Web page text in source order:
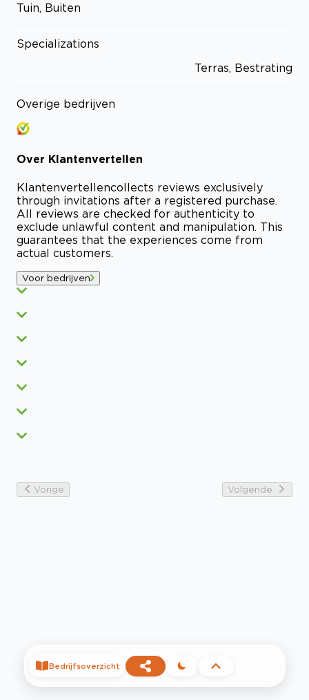
Tuin, Buiten
Specializations
Terras, Bestrating
Overige bedrijven
Over Klantenvertellen
Klantenvertellencollects reviews exclusively
through invitations after a registered purchase.
All reviews are checked for authenticity to
exclude unlawful content and manipulation. This
guarantees that the experiences come from
actual customers.
Voor bedrijven
Vorige Volgende
Bedrijfsoverzicht